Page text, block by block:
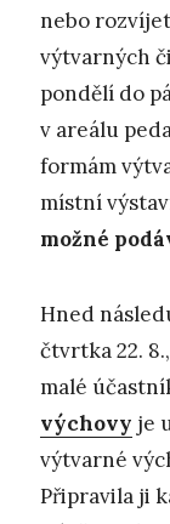
nebo
výtvarných
pondělí do
v areálu
formám
místní
možné
Hned
čtvrtka 22.
malé
výchovy je
výtvarné
Připravila ji